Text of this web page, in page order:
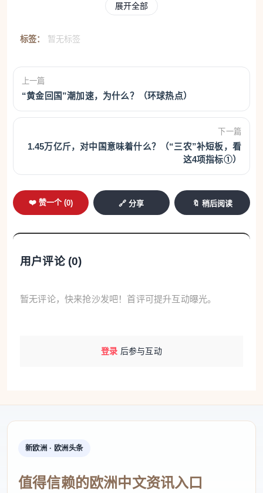
车20周年”打卡点处，不少旅客正留影打卡、笑容灿
烂。自2006年7月1日全线通车以来，青藏铁路累计运
送旅客1.04亿人次、货物8.24亿吨，是世界上平均海
值此青藏铁路“20岁生日”之际，笔者参加“见证天
路变迁”主题采访活动，乘列车穿行青藏铁路全线，寻
访雪域高原的青春故事，探寻天路生生不息的青春答
案。
天路带来美好生活
在天路滋养下成长，西藏自治区那曲市安多县申
腹地。青藏铁路从村子西面穿过，把民生幸福写进藏
北村庄，也让青春理想在雪域高原开花结果。
7岁那年，铁路通到了托尺的家乡。“从此，日子
几小时就能抵达拉萨，“票价实惠，而且受风雪影响
展开全部
标签： 暂无标签
上一篇
“黄金回国”潮加速，为什么？（环球热点）
下一篇
1.45万亿斤，对中国意味着什么？（“三农”补短板，看
这4项指标①）
❤️ 赞一个 (0) 🔗 分享 🔖 稍后阅读
用户评论 (0)
暂无评论，快来抢沙发吧！首评可提升互动曝光。
登录 后参与互动
新欧洲 · 欧洲头条
值得信赖的欧洲中文资讯入口